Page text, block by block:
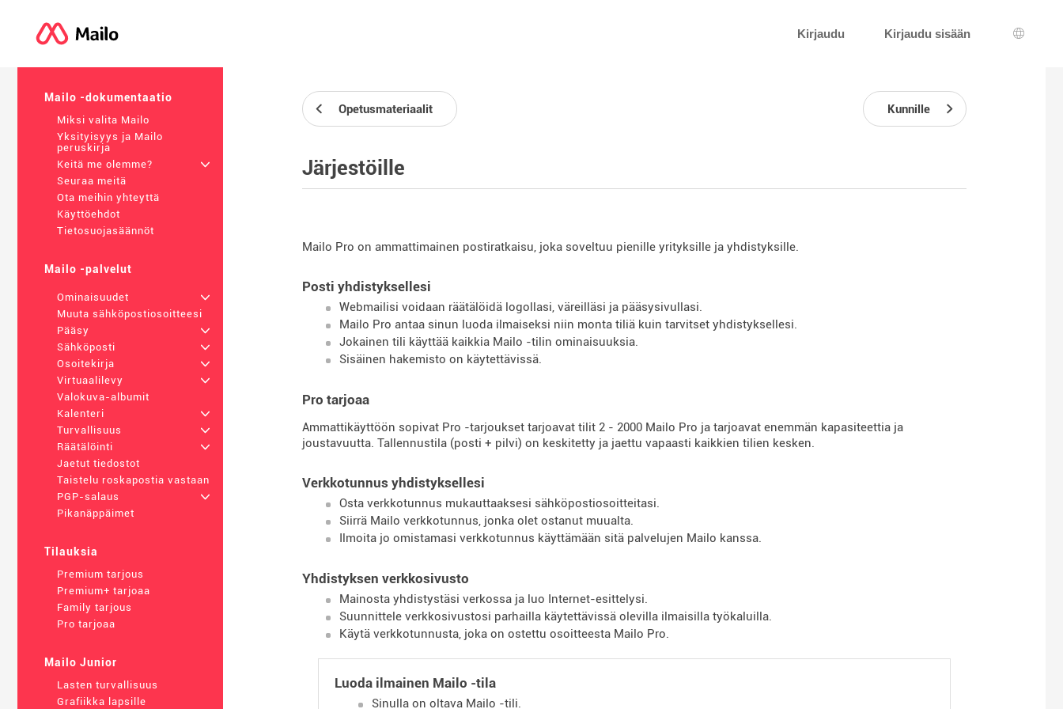
Kirjaudu Kirjaudu sisään
Kielen
Mailo -dokumentaatio
Miksi valita Mailo
Yksityisyys ja Mailo
peruskirja
Keitä me olemme?
+
Seuraa meitä
Ota meihin yhteyttä
Käyttöehdot
Tietosuojasäännöt
Mailo -palvelut
Ominaisuudet
+
Muuta sähköpostiosoitteesi
Pääsy
+
Sähköposti
+
Osoitekirja
+
Virtuaalilevy
+
Valokuva-albumit
Kalenteri
+
Turvallisuus
+
Räätälöinti
+
Jaetut tiedostot
Taistelu roskapostia vastaan
PGP-salaus
+
Pikanäppäimet
Tilauksia
Premium tarjous
Premium+ tarjoaa
Family tarjous
Pro tarjoaa
Mailo Junior
Lasten turvallisuus
Grafiikka lapsille
Opetusmateriaalit Kunnille
Järjestöille
Mailo Pro on ammattimainen postiratkaisu, joka soveltuu pienille yrityksille ja yhdistyksille.
Posti yhdistyksellesi
Webmailisi voidaan räätälöidä logollasi, väreilläsi ja pääsysivullasi.
Mailo Pro antaa sinun luoda ilmaiseksi niin monta tiliä kuin tarvitset yhdistyksellesi.
Jokainen tili käyttää kaikkia Mailo -tilin ominaisuuksia.
Sisäinen hakemisto on käytettävissä.
Pro tarjoaa
Ammattikäyttöön sopivat Pro -tarjoukset tarjoavat tilit 2 - 2000 Mailo Pro ja tarjoavat enemmän kapasiteettia ja
joustavuutta. Tallennustila (posti + pilvi) on keskitetty ja jaettu vapaasti kaikkien tilien kesken.
Verkkotunnus yhdistyksellesi
Osta verkkotunnus mukauttaaksesi sähköpostiosoitteitasi.
Siirrä Mailo verkkotunnus, jonka olet ostanut muualta.
Ilmoita jo omistamasi verkkotunnus käyttämään sitä palvelujen Mailo kanssa.
Yhdistyksen verkkosivusto
Mainosta yhdistystäsi verkossa ja luo Internet-esittelysi.
Suunnittele verkkosivustosi parhailla käytettävissä olevilla ilmaisilla työkaluilla.
Käytä verkkotunnusta, joka on ostettu osoitteesta Mailo Pro.
Luoda ilmainen Mailo -tila
Sinulla on oltava Mailo -tili.